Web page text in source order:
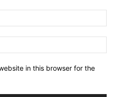
in this browser for the